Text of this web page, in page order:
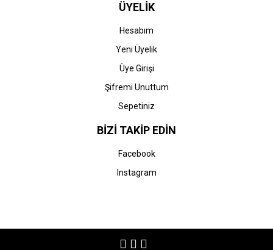
ÜYELİK
Hesabım
Yeni Üyelik
Üye Girişi
Şifremi Unuttum
Sepetiniz
BİZİ TAKİP EDİN
Facebook
Instagram